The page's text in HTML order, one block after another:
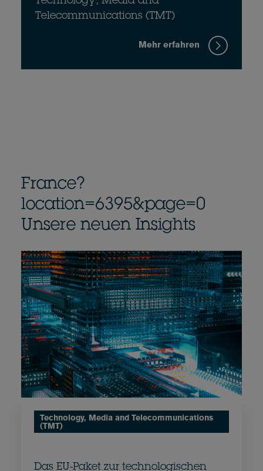
Telecommunications (TMT)
Mehr erfahren
France?
location=6395&page=0
Unsere neuen Insights
Technology, Media and Telecommunications
(TMT)
Das EU-Paket zur technologischen